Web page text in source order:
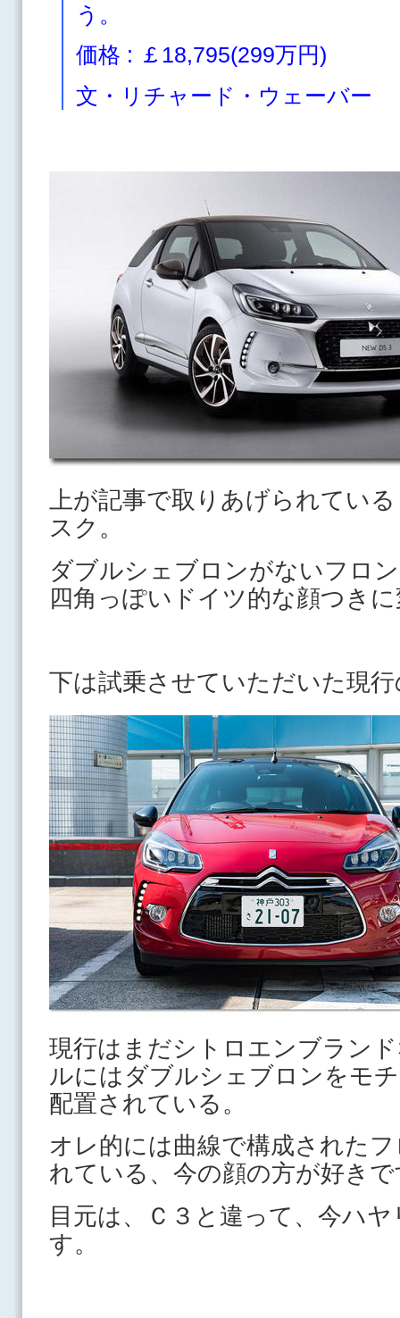
う。
価格 : ￡18,795(299万円)
文・リチャード・ウェーバー
上が記事で取りあげられてい
スク。
ダブルシェブロンがないフロ
四角っぽいドイツ的な顔つき
下は試乗させていただいた現
現行はまだシトロエンブラン
ルにはダブルシェブロンをモ
配置されている。
オレ的には曲線で構成された
れている、今の顔の方が好き
目元は、Ｃ３と違って、今ハ
す。